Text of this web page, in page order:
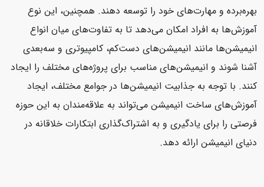
بهره‌برده و مهارت‌های خود را توسعه دهند. همچنین، این نوع
آموزش‌ها به افراد امکان می‌دهد تا به تفاوت‌های میان انواع
انیمیشن‌ها مانند انیمیشن‌های دست‌کم، کامپیوتری و سه‌بعدی
آشنا شوند و انیمیشن‌های مناسب برای پروژه‌های مختلف را ایجاد
کنند. با توجه به جذابیت انیمیشن‌ها در جوامع مختلف، ایجاد
آموزش‌های ساخت انیمیشن می‌تواند به علاقه‌مندان به این حوزه
فرصتی را برای یادگیری و به اشتراک‌گذاری ابتکارات خلاقانه در
دنیای انیمیشن ارائه دهد.